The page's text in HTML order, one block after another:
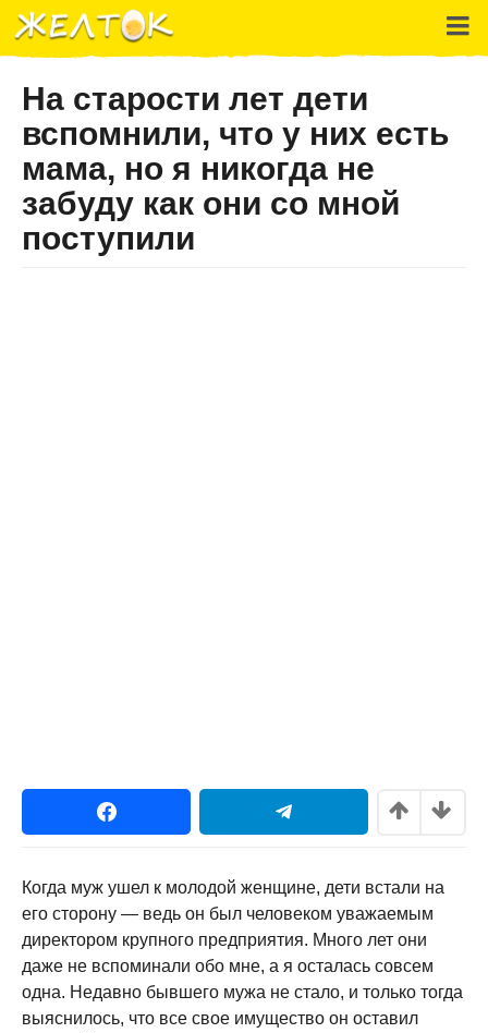
На старости лет дети
вспомнили, что у них есть
мама, но я никогда не
забуду как они со мной
поступили
Когда муж ушел к молодой женщине, дети встали на
его сторону — ведь он был человеком уважаемым
директором крупного предприятия. Много лет они
даже не вспоминали обо мне, а я осталась совсем
одна. Недавно бывшего мужа не стало, и только тогда
выяснилось, что все свое имущество он оставил